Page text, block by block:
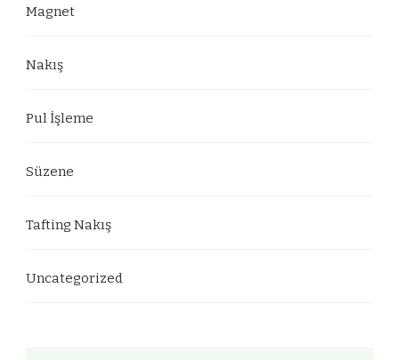
Magnet
Nakış
Pul İşleme
Süzene
Tafting Nakış
Uncategorized